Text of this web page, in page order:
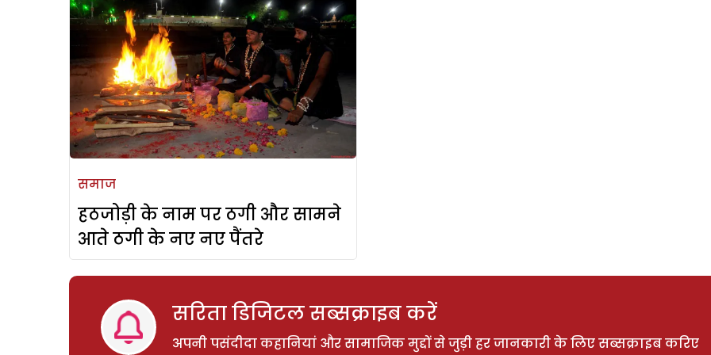
समाज
हठजोड़ी के नाम पर ठगी और सामने
आते ठगी के नए नए पैंतरे
सरिता डिजिटल सब्सक्राइब करें
अपनी पसंदीदा कहानियां और सामाजिक मुद्दों से जुड़ी हर जानकारी के लिए सब्सक्राइब करिए